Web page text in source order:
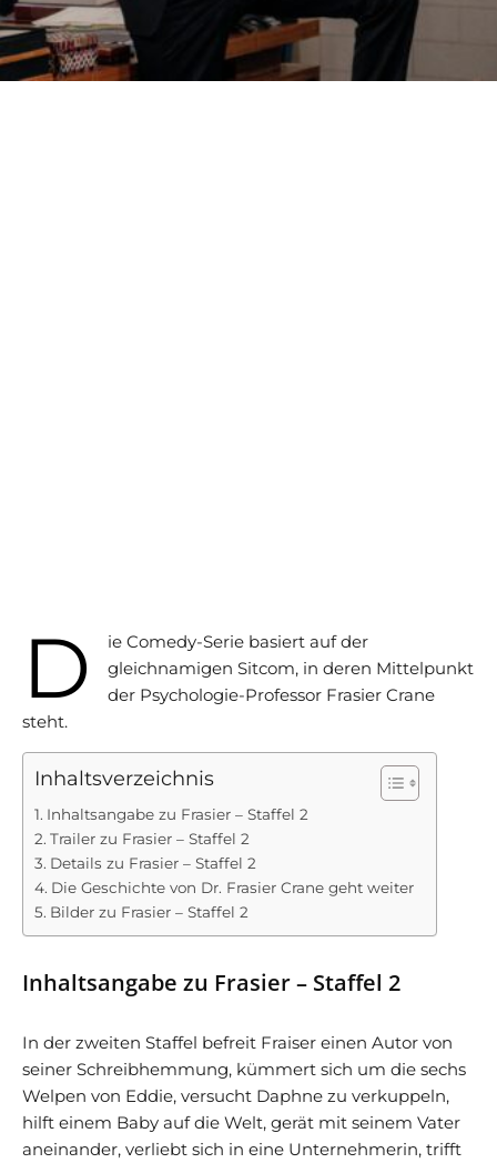
D
ie Comedy-Serie basiert auf der
gleichnamigen Sitcom, in deren Mittelpunkt
der Psychologie-Professor Frasier Crane
steht.
Inhaltsverzeichnis
Inhaltsangabe zu Frasier – Staffel 2
Trailer zu Frasier – Staffel 2
Details zu Frasier – Staffel 2
Die Geschichte von Dr. Frasier Crane geht weiter
Bilder zu Frasier – Staffel 2
Inhaltsangabe zu Frasier – Staffel 2
In der zweiten Staffel befreit Fraiser einen Autor von
seiner Schreibhemmung, kümmert sich um die sechs
Welpen von Eddie, versucht Daphne zu verkuppeln,
hilft einem Baby auf die Welt, gerät mit seinem Vater
aneinander, verliebt sich in eine Unternehmerin, trifft